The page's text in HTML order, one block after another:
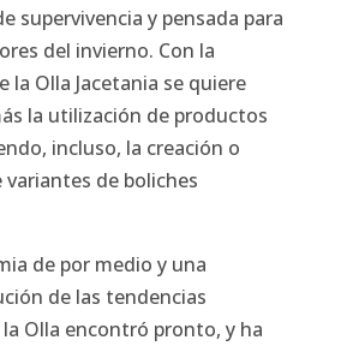
supervivencia y pensada para
del invierno. Con la
la Olla Jacetania se quiere
la utilización de productos
incluso, la creación o
variantes de boliches
de por medio y una
de las tendencias
Olla encontró pronto, y ha